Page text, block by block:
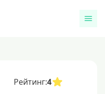
Рейтинг:4